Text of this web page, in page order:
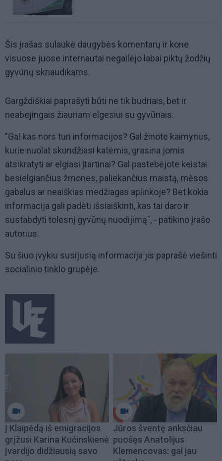
Šis įrašas sulaukė daugybės komentarų ir kone
visuose juose internautai negailėjo labai piktų žodžių
gyvūnų skriaudikams.
Gargždiškiai paprašyti būti ne tik budriais, bet ir
neabejingais žiauriam elgesiui su gyvūnais.
"Gal kas nors turi informacijos? Gal žinote kaimynus,
kurie nuolat skundžiasi katėmis, grasina jomis
atsikratyti ar elgiasi įtartinai? Gal pastebėjote keistai
besielgiančius žmones, paliekančius maistą, mėsos
gabalus ar neaiškias medžiagas aplinkoje? Bet kokia
informacija gali padėti išsiaiškinti, kas tai daro ir
sustabdyti tolesnį gyvūnų nuodijimą", - patikino įrašo
autorius.
Su šiuo įvykiu susijusią informacija jis paprašė viešinti
socialinio tinklo grupėje.
Į Klaipėdą iš emigracijos
grįžusi Karina Kučinskienė
įvardijo didžiausią savo
Jūros šventę anksčiau
puošęs Anatolijus
Klemencovas: gal jau